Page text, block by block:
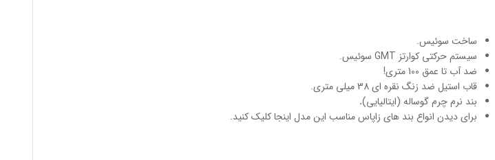
ساخت سوئیس.
سیستم حرکتی کوارتز GMT سوئیس.
ضد آب تا عمق 100 متری!
قاب استیل ضد زنگ نقره ای 38 میلی متری.
بند نرم چرم گوساله (ایتالیایی).
برای دیدن انواع بند های زاپاس مناسباین مدل اینجا کلیک کنید.